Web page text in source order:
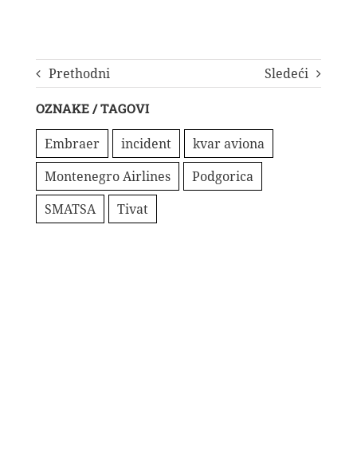
Prethodni Sledeći
OZNAKE / TAGOVI
Embraer incident
kvar aviona
Montenegro Airlines
Podgorica
SMATSA
Tivat